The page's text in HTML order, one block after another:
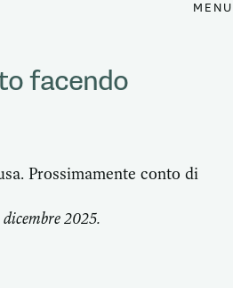
MENU
facendo
Prossimamente conto di
2025.